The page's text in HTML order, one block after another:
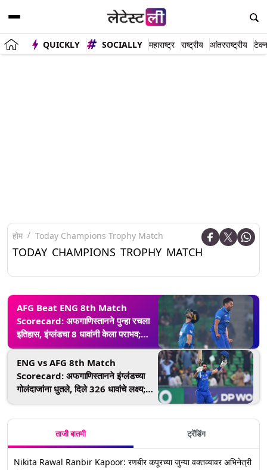
QUICKLY SOCIALLY महाराष्ट्र राष्ट्रीय आंतरराष्ट्रीय
होम Today Champions Trophy Match
TODAY CHAMPIONS TROPHY MATCH
AFG Beat ENG 8th Match
Scorecard: अफगाणिस्तानने पुन्हा रचला
इतिहास, इंग्लंडचा 8 धावांनी केला पराभव;
बटलर सेना उपांत्य फेरीच्या शर्यतीतून बाहेर
ENG vs AFG 8th Match
Scorecard: अफगाणिस्तानने इंग्लंडच्या
गोलंदाजांना धुतले, दिले 326 धावांचे लक्ष्य;
ताजी बातमी ट्रेंडिंग
Nikita Rawal Ranbir Kapoor: रणबीर कपूरच्या जुन्या वक्तव्यावर अभिनेत्री